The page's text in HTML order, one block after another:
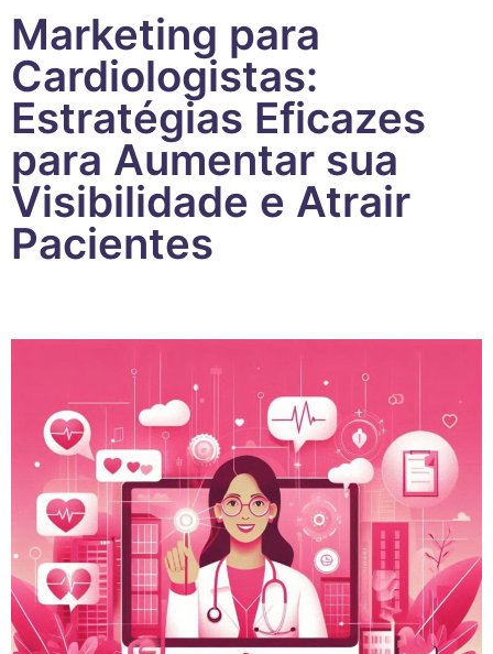
Marketing para
Cardiologistas:
Estratégias Eficazes
para Aumentar sua
Visibilidade e Atrair
Pacientes